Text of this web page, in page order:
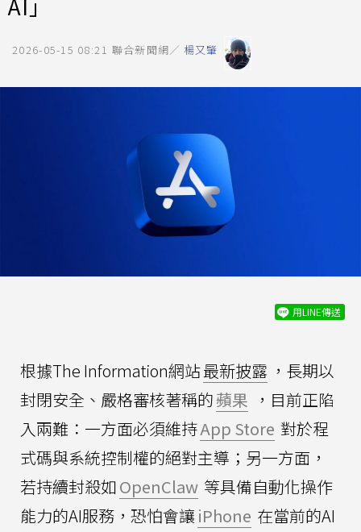
AI」
2026-05-15 08:21 聯合新聞網／ 楊又肇
用LINE傳送
根據The Information網站最新披露 ，長期以
封閉安全、嚴格審核著稱的蘋果 ，目前正陷
入兩難：一方面必須維持App Store 對於程
式碼與系統控制權的絕對主導；另一方面，
若持續封殺如OpenClaw 等具備自動化操作
能力的AI服務，恐怕會讓 iPhone 在當前的AI